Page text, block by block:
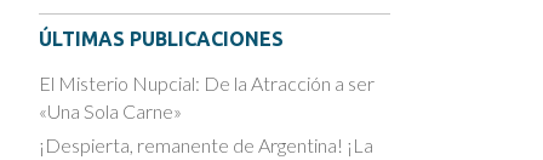
ÚLTIMAS PUBLICACIONES
El Misterio Nupcial: De la Atracción a ser
«Una Sola Carne»
¡Despierta, remanente de Argentina! ¡La